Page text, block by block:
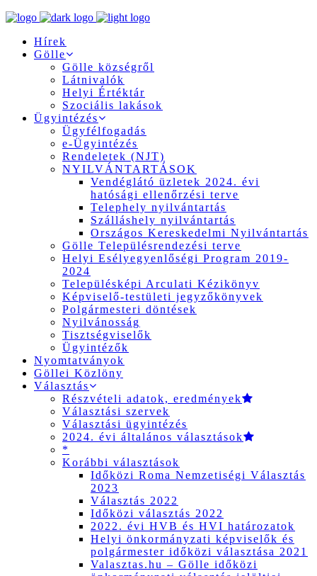
Hírek
Gölle
Gölle községről
Látnivalók
Helyi Értéktár
Szociális lakások
Ügyintézés
Ügyfélfogadás
e-Ügyintézés
Rendeletek (NJT)
NYILVÁNTARTÁSOK
Vendéglátó üzletek 2024. évi
hatósági ellenőrzési terve
Telephely nyilvántartás
Szálláshely nyilvántartás
Országos Kereskedelmi Nyilvántartás
Gölle Településrendezési terve
Helyi Esélyegyenlőségi Program 2019-
2024
Településképi Arculati Kézikönyv
Képviselő-testületi jegyzőkönyvek
Polgármesteri döntések
Nyilvánosság
Tisztségviselők
Ügyintézők
Nyomtatványok
Göllei Közlöny
Választás
Részvételi adatok, eredmények
Választási szervek
Választási ügyintézés
2024. évi általános választások
*
Korábbi választások
Időközi Roma Nemzetiségi Választás
2023
Választás 2022
Időközi választás 2022
2022. évi HVB és HVI határozatok
Helyi önkormányzati képviselők és
polgármester időközi választása 2021
Valasztas.hu – Gölle időközi